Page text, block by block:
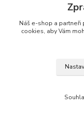
+420 604 134 951
Náš e-shop a partneři
cookies, aby Vám